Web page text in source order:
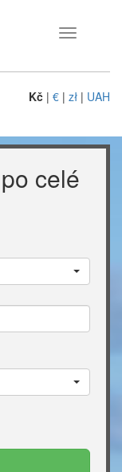
Toggle
Kč| €| zł| UAH
celé